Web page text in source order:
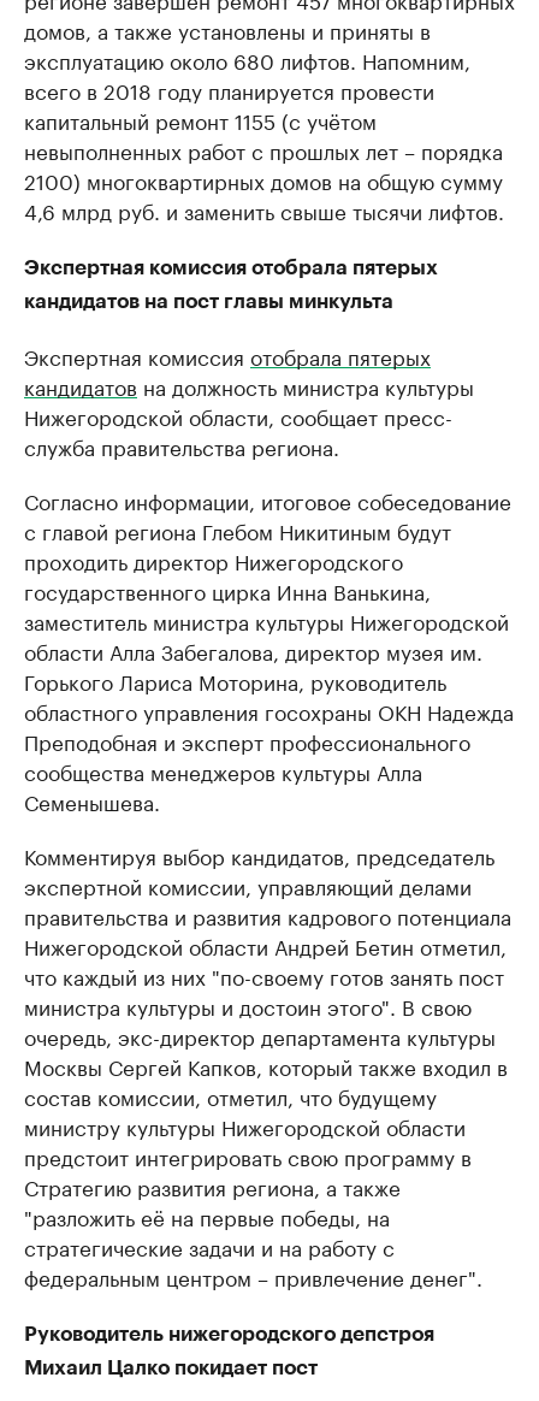
домов, а также установлены и приняты в
эксплуатацию около 680 лифтов. Напомним,
всего в 2018 году планируется провести
капитальный ремонт 1155 (с учётом
невыполненных работ с прошлых лет – порядка
2100) многоквартирных домов на общую сумму
4,6 млрд руб. и заменить свыше тысячи лифтов.
Экспертная комиссия отобрала пятерых
кандидатов на пост главы минкульта
Экспертная комиссия отобрала пятерых
кандидатов на должность министра культуры
Нижегородской области, сообщает пресс-
служба правительства региона.
Согласно информации, итоговое собеседование
с главой региона Глебом Никитиным будут
проходить директор Нижегородского
государственного цирка Инна Ванькина,
заместитель министра культуры Нижегородской
области Алла Забегалова, директор музея им.
Горького Лариса Моторина, руководитель
областного управления госохраны ОКН Надежда
Преподобная и эксперт профессионального
сообщества менеджеров культуры Алла
Семенышева.
Комментируя выбор кандидатов, председатель
экспертной комиссии, управляющий делами
правительства и развития кадрового потенциала
Нижегородской области Андрей Бетин отметил,
что каждый из них "по-своему готов занять пост
министра культуры и достоин этого". В свою
очередь, экс-директор департамента культуры
Москвы Сергей Капков, который также входил в
состав комиссии, отметил, что будущему
министру культуры Нижегородской области
предстоит интегрировать свою программу в
Стратегию развития региона, а также
"разложить её на первые победы, на
стратегические задачи и на работу с
федеральным центром – привлечение денег".
Руководитель нижегородского депстроя
Михаил Цалко покидает пост